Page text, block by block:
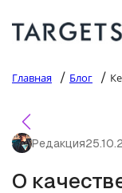
Главная / Блог /
Редакция
О